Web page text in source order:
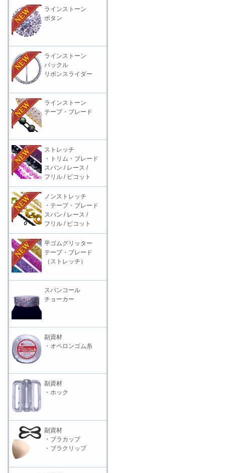
ラインストーン
ボタン
ラインストーン
バックル
リボンスライダー
ラインストーン
テープ・ブレード
ストレッチ
・トリム・ブレード
スパン / レース /
フリル / ピコット
ノンストレッチ
・テープ・ブレード
スパン / レース /
フリル / ピコット
平ゴムグリッター
テープ・ブレード
（ストレッチ）
スパンコール
チョーカー
副資材
・オペロンゴム糸
副資材
・ホック
副資材
・ブラカップ
・ブラクリップ